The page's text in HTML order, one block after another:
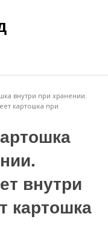
внутри при хранении.
картошка при
внутри
картошка